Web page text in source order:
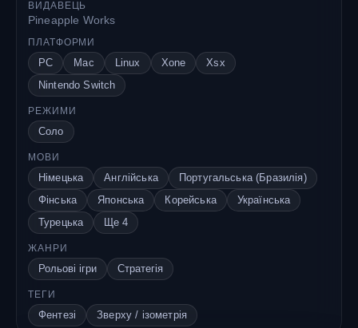
ВИДАВЕЦЬ
Pineapple Works
ПЛАТФОРМИ
PC Mac Linux Xone
Xsx
Nintendo Switch
РЕЖИМИ
Соло
МОВИ
Німецька Англійська
Португальська (Бразилія)
Фінська
Японська Корейська
Українська
Турецька
Ще 4
ЖАНРИ
Рольові ігри Стратегія
ТЕГИ
Фентезі Зверху / ізометрія